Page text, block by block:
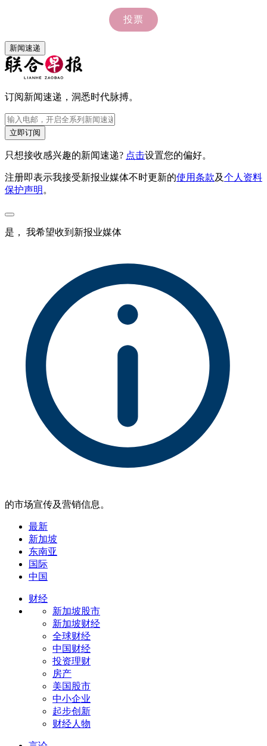
新闻速递
订阅新闻速递，洞悉时代脉搏。
立即订阅
只想接收感兴趣的新闻速递? 点击设置您的偏好。
注册即表示我接受新报业媒体不时更新的使用条款及个人资料
保护声明 。
是， 我希望收到新报业媒体
的市场宣传及营销信息。
最新
新加坡
东南亚
国际
中国
财经
新加坡股市
新加坡财经
全球财经
中国财经
投资理财
房产
美国股市
中小企业
起步创新
财经人物